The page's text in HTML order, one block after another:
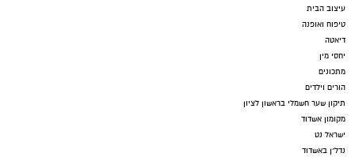
עיצוב הבית
טיפוח ואופנה
דיאטה
יחסי מין
מתכונים
הורים וילדים
תיקון שער חשמלי בראשון לציון
מקומון אשדוד
ישראל נט
נדל"ן באשדוד